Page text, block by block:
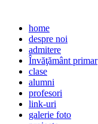
home
despre noi
admitere
Învăţământ primar
clase
alumni
profesori
link-uri
galerie foto